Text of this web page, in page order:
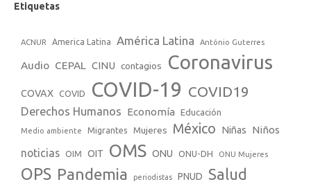
Etiquetas
ACNUR America Latina América Latina António Guterres
Audio CEPAL CINU contagios Coronavirus
COVAX COVID COVID-19 COVID19
Derechos Humanos Economía Educación
Medio ambiente Migrantes Mujeres México Niñas Niños
noticias OIM OIT OMS ONU ONU-DH ONU Mujeres
OPS Pandemia periodistas PNUD Salud